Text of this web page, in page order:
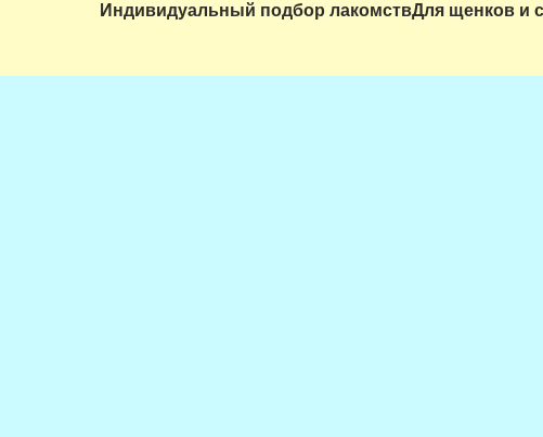
Индивидуальный подбор лакомствДля щенков и